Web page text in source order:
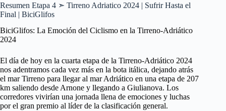
Resumen Etapa 4 ➣ Tirreno Adriatico 2024 | Sufrir Hasta el
Final | BiciGlifos
BiciGlifos: La Emoción del Ciclismo en la Tirreno-Adriático
2024
El día de hoy en la cuarta etapa de la Tirreno-Adriático 2024
nos adentramos cada vez más en la bota itálica, dejando atrás
el mar Tirreno para llegar al mar Adriático en una etapa de 207
km saliendo desde Arnone y llegando a Giulianova. Los
corredores vivirían una jornada llena de emociones y luchas
por el gran premio al líder de la clasificación general.